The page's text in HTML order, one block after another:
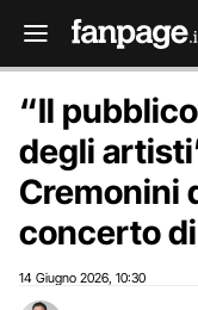
“Il
degli
Cremonini
concerto
14 Giugno 2026 10:30